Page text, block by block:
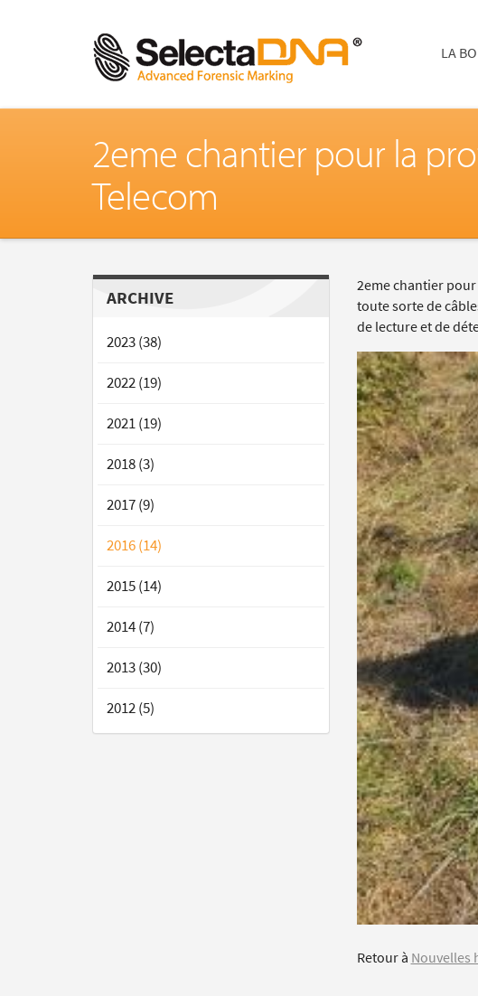
LA
2eme chantier pour la
Telecom
ARCHIVE
2023 (38)
2022 (19)
2021 (19)
2018 (3)
2017 (9)
2016 (14)
2015 (14)
2014 (7)
2013 (30)
2012 (5)
2eme chantier
toute sorte de
de lecture et de
Retour à Nouvelles